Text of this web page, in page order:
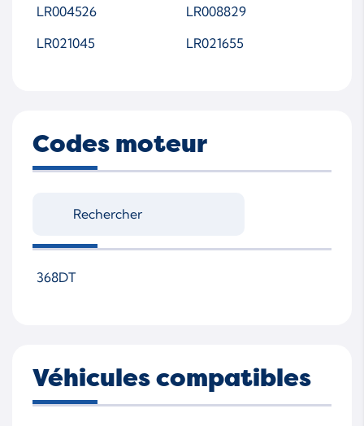
LR004526
LR008829
LR021045
LR021655
Codes moteur
368DT
Véhicules compatibles